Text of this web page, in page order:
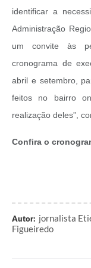
identificar a
Administração
um convite às
cronograma de
abril e setembro,
feitos no bairro
realização deles”,
Confira o
Autor: jornalista
Figueiredo